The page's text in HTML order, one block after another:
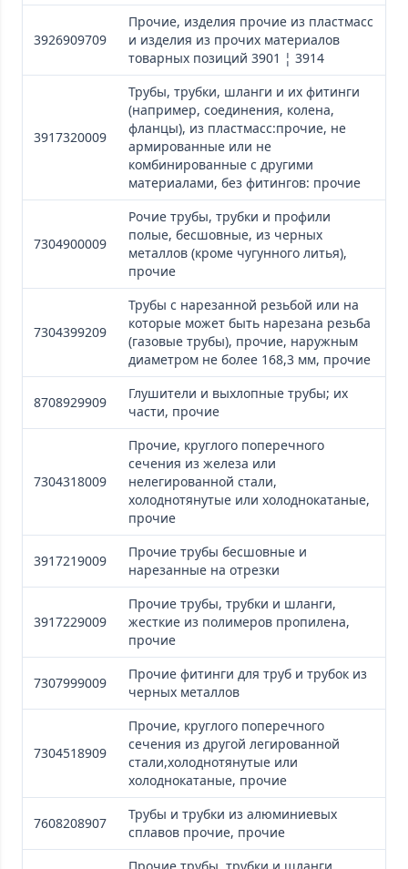
3926909709
Прочие, изделия прочие из пластмасс
и изделия из прочих материалов
товарных позиций 3901 ¦ 3914
3917320009
Трубы, трубки, шланги и их фитинги
(например, соединения, колена,
фланцы), из пластмасс:прочие, не
армированные или не
комбинированные с другими
материалами, без фитингов: прочие
7304900009
Рочие трубы, трубки и профили
полые, бесшовные, из черных
металлов (кроме чугунного литья),
прочие
7304399209
Трубы с нарезанной резьбой или на
которые может быть нарезана резьба
(газовые трубы), прочие, наружным
диаметром не более 168,3 мм, прочие
8708929909
Глушители и выхлопные трубы; их
части, прочие
7304318009
Прочие, круглого поперечного
сечения из железа или
нелегированной стали,
холоднотянутые или холоднокатаные,
прочие
3917219009
Прочие трубы бесшовные и
нарезанные на отрезки
3917229009
Прочие трубы, трубки и шланги,
жесткие из полимеров пропилена,
прочие
7307999009
Прочие фитинги для труб и трубок из
черных металлов
7304518909
Прочие, круглого поперечного
сечения из другой легированной
стали,холоднотянутые или
холоднокатаные, прочие
7608208907
Трубы и трубки из алюминиевых
сплавов прочие, прочие